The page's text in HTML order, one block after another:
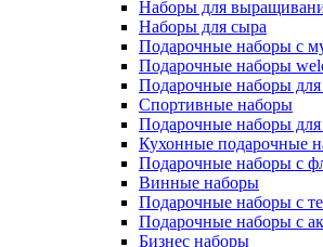
Наборы для
Наборы для сыра
Подарочные наборы с
Подарочные наборы
Подарочные наборы
Спортивные наборы
Подарочные наборы
Кухонные подарочные
Подарочные наборы с
Винные наборы
Подарочные наборы с
Подарочные наборы с
Бизнес наборы